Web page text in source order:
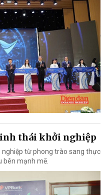
thái khởi nghiệp
nghiệp từ phong trào sang thực
bên mạnh mẽ.